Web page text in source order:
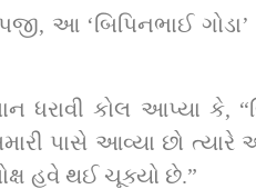
આ ‘બિપિનભાઈ
ધરાવી કોલ આપ્યા
આવ્યા છો ત્યારે
હવે થઈ ચૂક્યો છે.”